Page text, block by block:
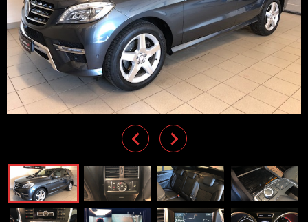
Previous
Next